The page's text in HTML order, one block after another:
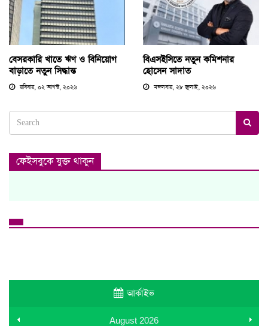
বেসরকারি খাতে ঋণ ও বিনিয়োগ
বাড়াতে নতুন সিদ্ধান্ত
রবিবার, ০২ আগস্ট, ২০২৬
বিএসইসিতে নতুন কমিশনার
হোসেন সাদাত
মঙ্গলবার, ২৮ জুলাই, ২০২৬
ফেইসবুকে যুক্ত থাকুন
আর্কাইভ
August 2026